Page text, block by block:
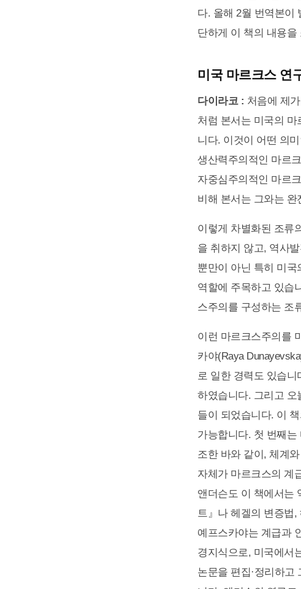
다. 올해 2월 번역본이
단하게 이 책의 내용
미국 마르크스 연
다이라코 : 처음에 제
처럼 본서는 미국의
니다. 이것이 어떤 의
생산력주의적인 마르
자중심주의적인 마르
비해 본서는 그와는
이렇게 차별화된 조류
을 취하지 않고, 역사
뿐만이 아닌 특히 미
역할에 주목하고 있습
스주의를 구성하는 조
이런 마르크스주의를
카야(Raya
로 일한 경력도 있습
하였습니다. 그리고 오
들이 되었습니다. 이
가능합니다. 첫 번째
조한 바와 같이, 체계
자체가 마르크스의 계
앤더슨도 이 책에서는
트』나 헤겔의 변증법
예프스카야는 계급과
경지식으로, 미국에서
논문을 편집·정리하고